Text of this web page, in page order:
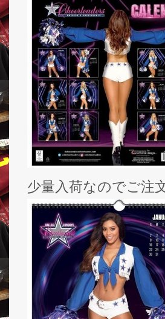
少量入荷なのでご注